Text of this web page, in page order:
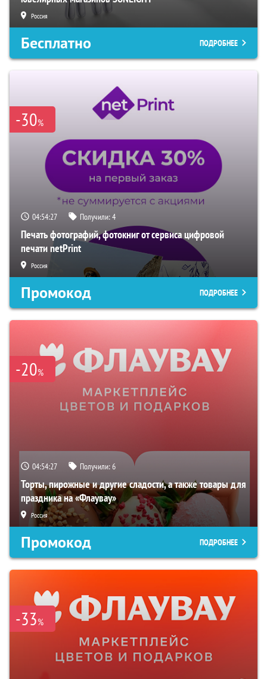
Россия
Бесплатно ПОДРОБНЕЕ
-30%
04:54:26 Получили:4
Печать фотографий, фотокниг от сервиса цифровой
печати netPrint
Россия
Промокод ПОДРОБНЕЕ
-20%
04:54:26 Получили:6
Торты, пирожные и другие сладости, а также товары для
праздника на «Флаувау»
Россия
Промокод ПОДРОБНЕЕ
-33%